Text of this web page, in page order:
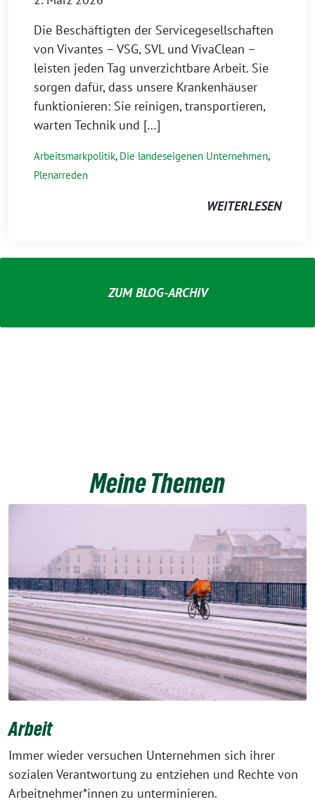
Die Beschäftigten der Servicegesellschaften
von Vivantes – VSG, SVL und VivaClean –
leisten jeden Tag unverzichtbare Arbeit. Sie
sorgen dafür, dass unsere Krankenhäuser
funktionieren: Sie reinigen, transportieren,
warten Technik und […]
Arbeitsmarkpolitik, Die landeseigenen Unternehmen,
Plenarreden
WEITERLESEN
ZUM BLOG-ARCHIV
Meine Themen
Arbeit
Immer wieder versuchen Unternehmen sich ihrer
sozialen Verantwortung zu entziehen und Rechte von
Arbeitnehmer*innen zu unterminieren.